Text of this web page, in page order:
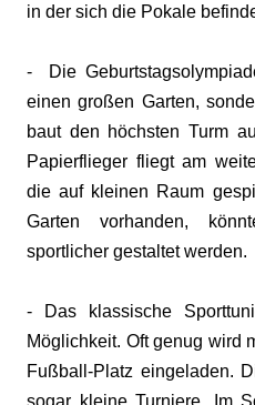
in der sich die Pokale
- Die
einen großen Garten,
baut den höchsten Turm
Papierflieger fliegt am
die auf kleinen Raum
Garten vorhanden,
sportlicher gestaltet werden.
- Das klassische
Möglichkeit. Oft genug wird
Fußball-Platz eingeladen.
sogar kleine Turniere. Im